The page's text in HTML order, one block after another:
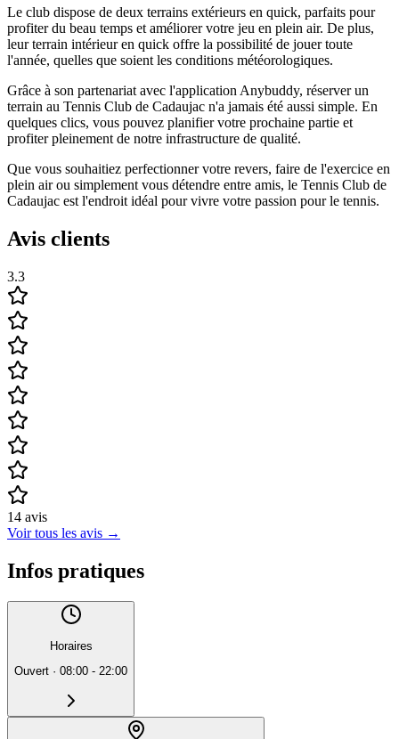
Le club dispose de deux terrains extérieurs en quick, parfaits pour
profiter du beau temps et améliorer votre jeu en plein air. De plus,
leur terrain intérieur en quick offre la possibilité de jouer toute
l'année, quelles que soient les conditions météorologiques.
Grâce à son partenariat avec l'application Anybuddy, réserver un
terrain au Tennis Club de Cadaujac n'a jamais été aussi simple. En
quelques clics, vous pouvez planifier votre prochaine partie et
profiter pleinement de notre infrastructure de qualité.
Que vous souhaitiez perfectionner votre revers, faire de l'exercice en
plein air ou simplement vous détendre entre amis, le Tennis Club de
Cadaujac est l'endroit idéal pour vivre votre passion pour le tennis.
Avis clients
3.3
14 avis
Voir tous les avis →
Infos pratiques
Horaires
Ouvert · 08:00 - 22:00